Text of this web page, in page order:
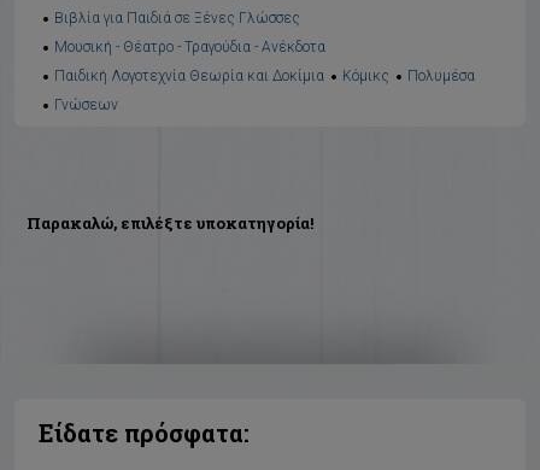
Βιβλία για Παιδιά σε Ξένες Γλώσσες
Μουσική - Θέατρο - Τραγούδια - Ανέκδοτα
Παιδική Λογοτεχνία Θεωρία και Δοκίμια
Κόμικς
Πολυμέσα
Γνώσεων
Παρακαλώ, επιλέξτε υποκατηγορία!
Είδατε πρόσφατα: